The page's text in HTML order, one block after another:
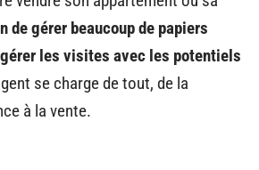
de gérer beaucoup de papiers
les visites avec les potentiels
se charge de tout, de la
à la vente.